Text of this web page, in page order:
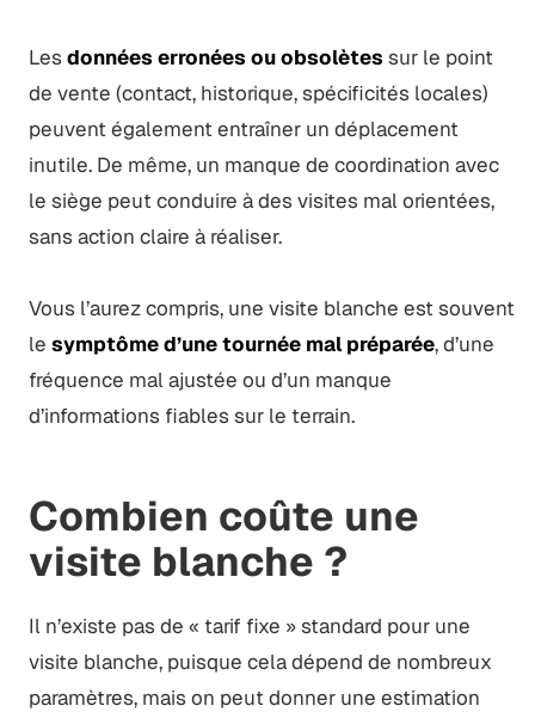
Lesdonnées erronées ou obsolètes sur le point
de vente (contact, historique, spécificités locales)
peuvent également entraîner un déplacement
inutile. De même, un manque de coordination avec
le siège peut conduire à des visites mal orientées,
sans action claire à réaliser.
Vous l’aurez compris, une visite blanche est souvent
le symptôme d’une tournée mal préparée, d’une
fréquence mal ajustée ou d’un manque
d’informations fiables sur le terrain.
Combien coûte une
visite blanche ?
Il n’existe pas de « tarif fixe » standard pour une
visite blanche, puisque cela dépend de nombreux
paramètres, mais on peut donner une estimation